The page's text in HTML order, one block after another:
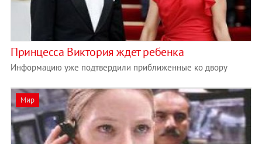
Принцесса Виктория ждет ребенка
Информацию уже подтвердили приближенные ко двору
Мир